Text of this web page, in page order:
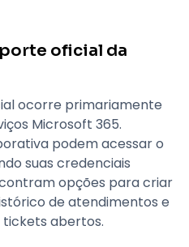
oficial da
ocorre primariamente
Microsoft 365.
podem acessar o
suas credenciais
opções para criar
de atendimentos e
abertos.